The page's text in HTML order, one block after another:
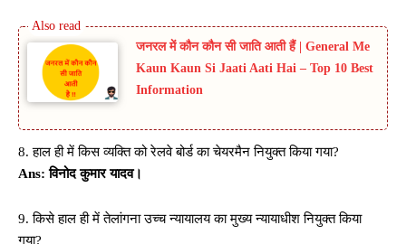
जनरल में कौन कौन सी जाति आती हैं | General Me
Kaun Kaun Si Jaati Aati Hai – Top 10 Best
Information
8. हाल ही में किस व्यक्ति को रेलवे बोर्ड का चेयरमैन नियुक्त किया गया?
Ans: विनोद कुमार यादव।
9. किसे हाल ही में तेलांगना उच्च न्यायालय का मुख्य न्यायाधीश नियुक्त किया
गया?